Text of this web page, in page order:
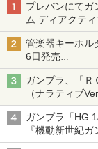
プレバンにてガ
ム ディアクテ
始！
管楽器キーホル
6日発売
チューバ、テナ
ガンプラ、「Ｒ
（ナラティブ
ースト」再販
ガンプラ「HG
『機動新世紀
変形機構まで再